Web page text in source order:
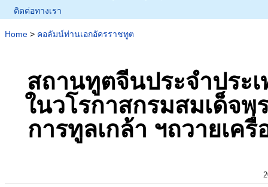
ติดต่อทางเรา
Home > คอลัมน์ท่านเอกอัครราชทูต
สถานทูตจีนประจำประ
ในวโรกาสกรมสมเด็จพ
การทูลเกล้า ฯถวายเค